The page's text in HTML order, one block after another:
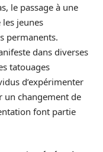
le passage à une
jeunes
permanents.
dans diverses
tatouages
d’expérimenter
un changement de
font partie